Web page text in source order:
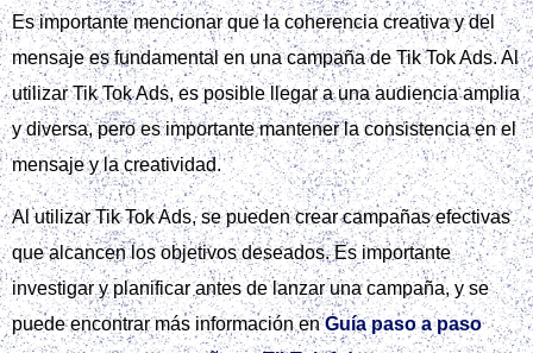
una herramienta efectiva para llegar a la audiencia objetivo,
y que su uso adecuado puede llevar a resultados
significativos.
Una marca puede elegir el formato de anuncio según su
objetivo. Por ejemplo, si el objetivo es aumentar la
conciencia de marca, los anuncios In‑Feed pueden ser la
mejor opción. Si el objetivo es aumentar el engagement, los
Branded Effects pueden ser más efectivos. Los Tik tok ads
ofrecen flexibilidad y personalización para adaptarse a las